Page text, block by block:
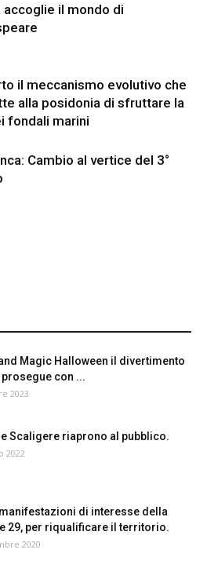
accoglie il mondo di
il meccanismo evolutivo che
alla posidonia di sfruttare la
fondali marini
Cambio al vertice del 3°
Magic Halloween il divertimento
con ...
2023
Scaligere riaprono al pubblico.
2022
di interesse della
29, per riqualificare il territorio.
2020